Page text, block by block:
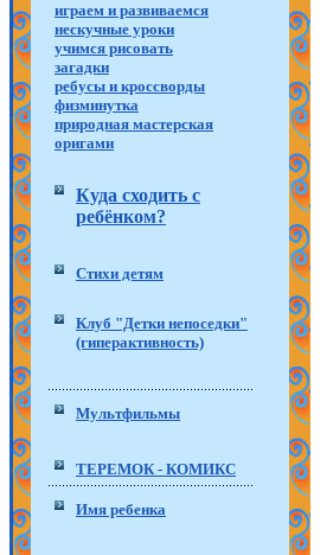
играем и развиваемся
нескучные уроки
учимся рисовать
загадки
ребусы и кроссворды
физминутка
природная мастерская
оригами
Куда сходить с
ребёнком?
Стихи детям
Клуб "Детки непоседки"
(гиперактивность)
Мультфильмы
ТЕРЕМОК - КОМИКС
Имя ребенка